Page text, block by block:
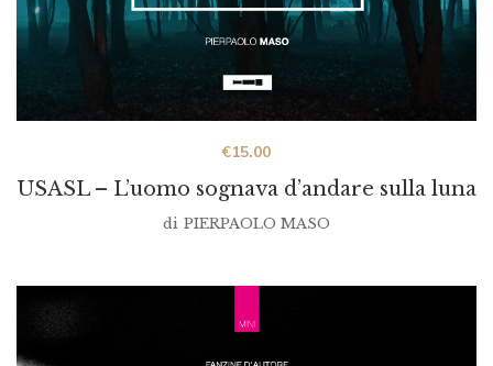
USASL – L’uomo sognava d’andare sulla luna
€15.00
di PIERPAOLO MASO